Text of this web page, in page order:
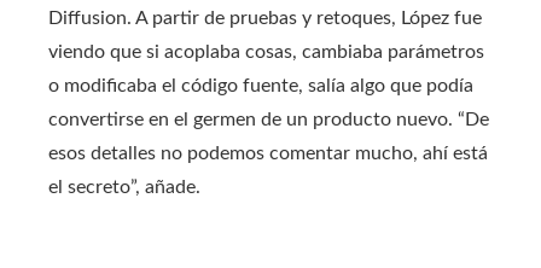
Diffusion. A partir de pruebas y retoques, López fue
viendo que si acoplaba cosas, cambiaba parámetros
o modificaba el código fuente, salía algo que podía
convertirse en el germen de un producto nuevo. “De
esos detalles no podemos comentar mucho, ahí está
el secreto”, añade.